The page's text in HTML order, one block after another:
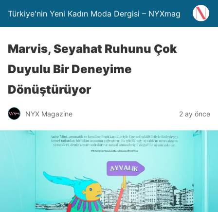
Türkiye'nin Yeni Kadın Moda Dergisi – NYXmag
Marvis, Seyahat Ruhunu Çok
Duyulu Bir Deneyime
Dönüştürüyor
NYX Magazine 2 ay önce